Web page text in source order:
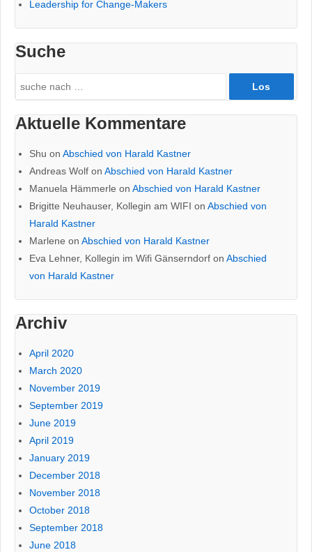
Leadership for Change-Makers
Suche
Search
for:
Aktuelle Kommentare
Shu on Abschied von Harald Kastner
Andreas Wolf on Abschied von Harald Kastner
Manuela Hämmerle on Abschied von Harald Kastner
Brigitte Neuhauser, Kollegin am WIFI on Abschied von
Harald Kastner
Marlene on Abschied von Harald Kastner
Eva Lehner, Kollegin im Wifi Gänserndorf on Abschied
von Harald Kastner
Archiv
April 2020
March 2020
November 2019
September 2019
June 2019
April 2019
January 2019
December 2018
November 2018
October 2018
September 2018
June 2018